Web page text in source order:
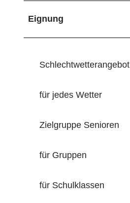
Eignung
Schlechtwetterangebot
für jedes Wetter
Zielgruppe Senioren
für Gruppen
für Schulklassen